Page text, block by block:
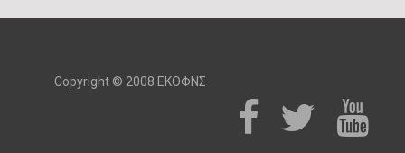
Copyright © 2008 ΕΚΟΦΝΣ